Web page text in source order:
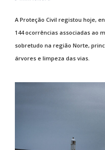
A Proteção Civil registou hoje,
144 ocorrências associadas ao
sobretudo na região Norte,
árvores e limpeza das vias.